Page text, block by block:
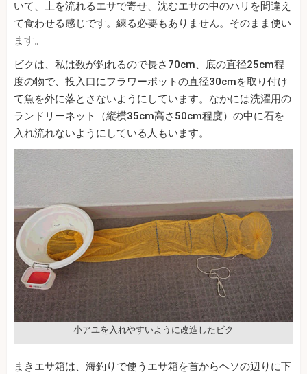
いて、上を流れるエサで寄せ、沈むエサの中のハリを間違え
て食わせる感じです。練る必要もありません。そのまま使い
ます。
ビクは、私は数が釣れるので長さ70cm、底の直径25cm程
度の物で、投入口にフラワーポットの直径30cmを取り付け
て魚を外に落とさないようにしています。なかには洗濯用の
ランドリーネット（縦横35cm高さ50cm程度）の中に石を
入れ流れないようにしている人もいます。
小アユを入れやすいように改造したビク
まきエサ箱は、海釣りで使うエサ箱を首からヘソの辺りに下